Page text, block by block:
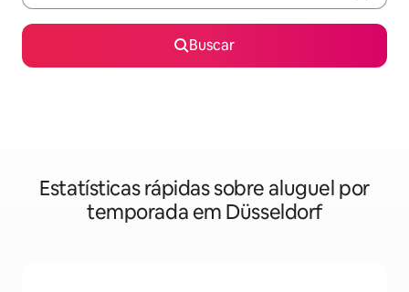
Buscar
Estatísticas rápidas sobre aluguel por
temporada em Düsseldorf